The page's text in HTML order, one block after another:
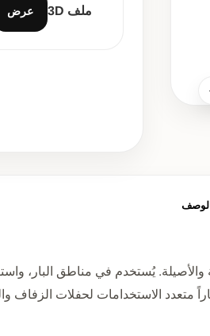
ملف 3D عرض
يُستخدم في مناطق البار،
متعدد الاستخدامات لحفلات الزفاف